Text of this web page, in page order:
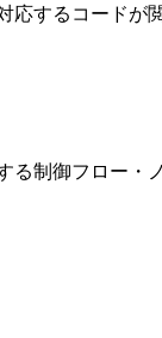
するコードが
制御フロー・